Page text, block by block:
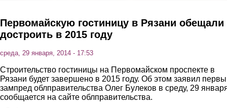
Первомайскую гостиницу в Рязани обещали
достроить в 2015 году
среда, 29 января, 2014 - 17:53
Строительство гостиницы на Первомайском проспекте в
Рязани будет завершено в 2015 году. Об этом заявил
зампред облправительства Олег Булеков в среду, 29
сообщается на сайте облправительства.